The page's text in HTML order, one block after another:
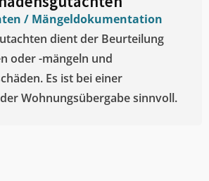
/ Mängeldokumentation
dient der Beurteilung
oder -mängeln und
Es ist bei einer
Wohnungsübergabe sinnvoll.